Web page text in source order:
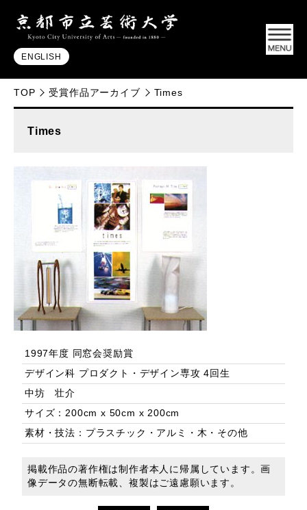
ENGLISH
TOP 受賞作品アーカイブ Times
Times
1997年度 同窓会奨励賞
デザイン科 プロダクト・デザイン専攻 4回生
中坊 壮介
サイズ：200cm x 50cm x 200cm
素材・技法：プラスチック・アルミ・木・その他
掲載作品の著作権は制作者本人に帰属しています。画
像データの無断転載、複製はご遠慮願います。